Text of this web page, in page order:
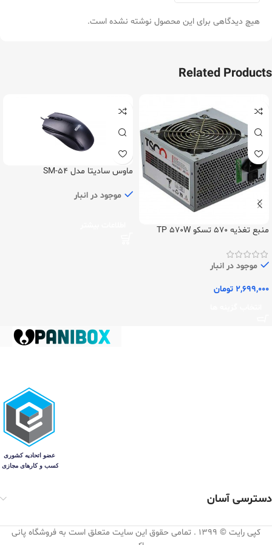
هیچ دیدگاهی برای این محصول نوشته نشده است.
Related Products
منبع تغذیه 570 تسکو TP 570W
موجود در انبار
2,699,000 تومان
ماوس سادیتا مدل SM-54
موجود در انبار
دسترسی آسان
کپی رایت © 1399 . تمامی حقوق این سایت متعلق است به فروشگاه پانی